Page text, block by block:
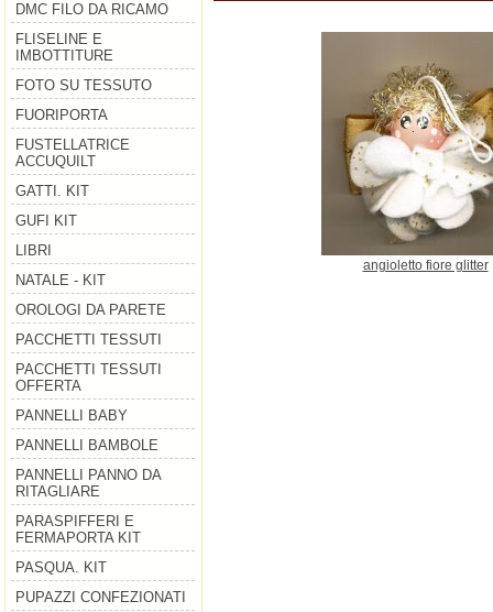
DMC FILO DA RICAMO
FLISELINE E
IMBOTTITURE
FOTO SU TESSUTO
FUORIPORTA
FUSTELLATRICE
ACCUQUILT
GATTI. KIT
GUFI KIT
LIBRI
NATALE - KIT
OROLOGI DA PARETE
PACCHETTI TESSUTI
PACCHETTI TESSUTI
OFFERTA
PANNELLI BABY
PANNELLI BAMBOLE
PANNELLI PANNO DA
RITAGLIARE
PARASPIFFERI E
FERMAPORTA KIT
PASQUA. KIT
PUPAZZI CONFEZIONATI
angioletto fiore glitter